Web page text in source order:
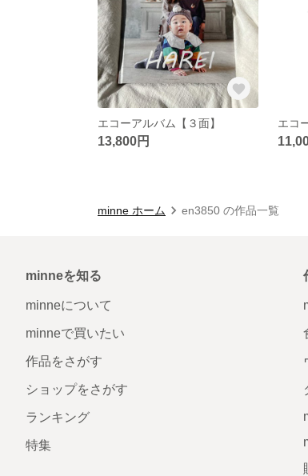
エコーアルバム【３面】
13,800円
エコ
minne ホーム en3850 の作品一覧
minneを知る
minneについて
minneで買いたい
作品をさがす
ショップをさがす
ランキング
特集